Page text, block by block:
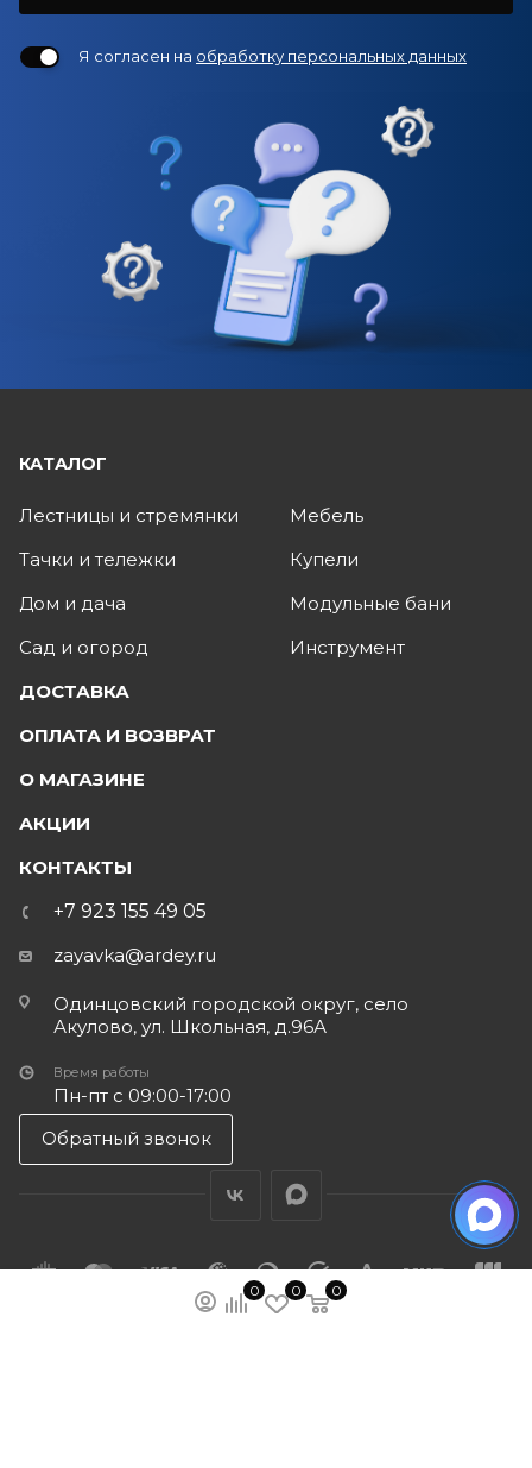
Я согласен на обработку персональных данных
0 0 0
КАТАЛОГ
Лестницы и стремянки
Тачки и тележки
Дом и дача
Сад и огород
Мебель
Купели
Модульные бани
Инструмент
ДОСТАВКА
ОПЛАТА И ВОЗВРАТ
О МАГАЗИНЕ
АКЦИИ
КОНТАКТЫ
+7 923 155 49 05
zayavka@ardey.ru
Одинцовский городской округ, село
Акулово, ул. Школьная, д.96А
Время работы
Пн-пт с 09:00-17:00
Обратный звонок